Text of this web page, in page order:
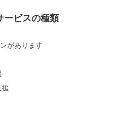
ービスの種類
があります
援